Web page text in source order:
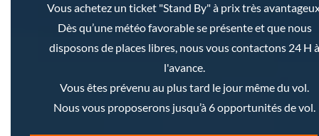
Vous achetez un ticket "Stand By" à prix très
Dès qu’une météo favorable se présente et que nous
disposons de places libres, nous vous contactons 24 H à
l'avance.
Vous êtes prévenu au plus tard le jour même du vol.
Nous vous proposerons jusqu’à 6 opportunités de vol.